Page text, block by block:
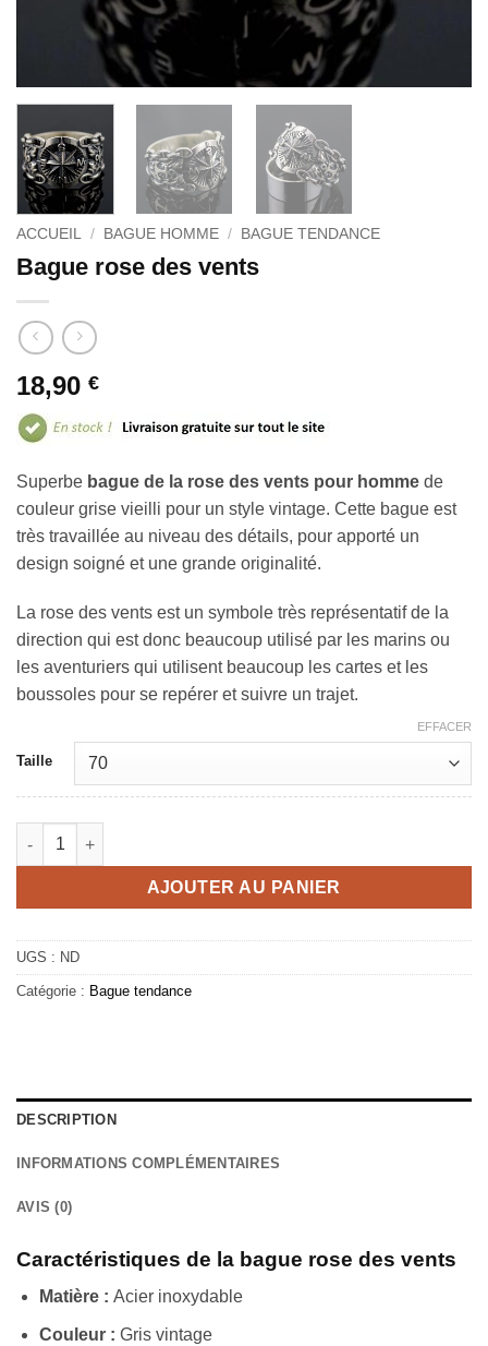
ACCUEIL / BAGUE HOMME / BAGUE TENDANCE
Bague rose des vents
18,90 €
Superbe bague de la rose des vents pour homme de
couleur grise vieilli pour un style vintage. Cette bague est
très travaillée au niveau des détails, pour apporté un
design soigné et une grande originalité.
La rose des vents est un symbole très représentatif de la
direction qui est donc beaucoup utilisé par les marins ou
les aventuriers qui utilisent beaucoup les cartes et les
boussoles pour se repérer et suivre un trajet.
Taille
EFFACER
quantité de Bague rose des vents
AJOUTER AU PANIER
UGS : ND
Catégorie : Bague tendance
DESCRIPTION
INFORMATIONS COMPLÉMENTAIRES
AVIS (0)
Caractéristiques de la bague rose des vents
Matière : Acier inoxydable
Couleur : Gris vintage